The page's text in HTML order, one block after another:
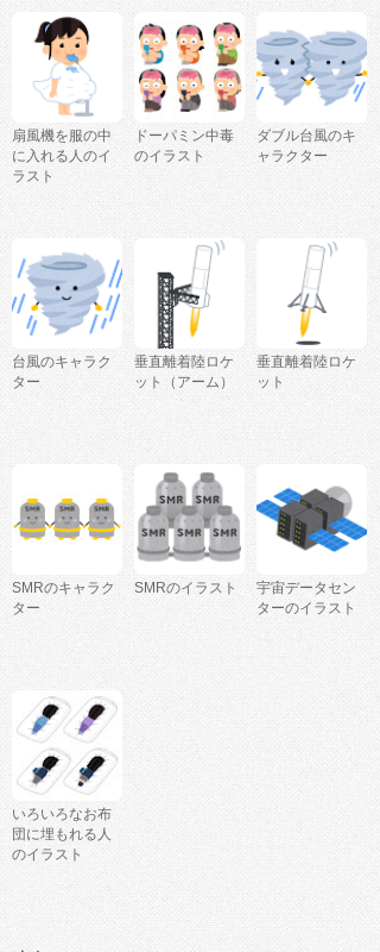
扇風機を服の中
に入れる人のイ
ラスト
ドーパミン中毒
のイラスト
ダブル台風のキ
ャラクター
台風のキャラク
ター
垂直離着陸ロケ
ット（アーム）
垂直離着陸ロケ
ット
SMRのキャラク
ター
SMRのイラスト
宇宙データセン
ターのイラスト
いろいろなお布
団に埋もれる人
のイラスト